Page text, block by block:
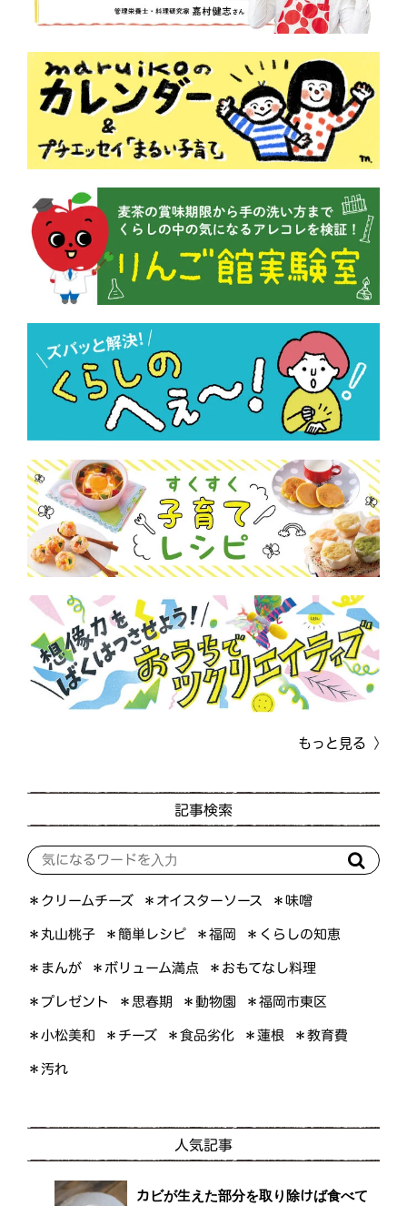
もっと見る
記事検索
＊クリームチーズ ＊オイスターソース ＊味噌
＊丸山桃子 ＊簡単レシピ ＊福岡 ＊くらしの知恵
＊まんが ＊ボリューム満点 ＊おもてなし料理
＊プレゼント ＊思春期 ＊動物園 ＊福岡市東区
＊小松美和 ＊チーズ ＊食品劣化 ＊蓮根 ＊教育費
＊汚れ
人気記事
カビが生えた部分を取り除けば食べて